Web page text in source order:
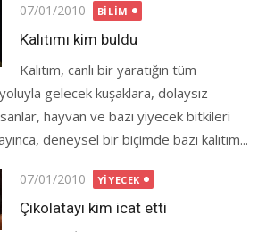
Posted
on
07/01/2010 BILIM
Kalıtımı kim buldu
Kalıtım, canlı bir yaratığın tüm
gelecek kuşaklara, dolaysız
hayvan ve bazı yiyecek bitkileri
deneysel bir biçimde bazı kalıtım...
Posted
on
07/01/2010 YIYECEK
Çikolatayı kim icat etti